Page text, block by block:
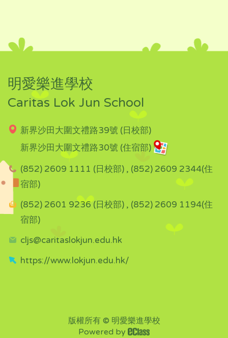
明愛樂進學校
Caritas Lok Jun School
新界沙田大圍文禮路39號 (日校部)
新界沙田大圍文禮路30號 (住宿部)
(852) 2609 1111 (日校部) , (852) 2609 2344(住
宿部)
(852) 2601 9236 (日校部) , (852) 2609 1194(住
宿部)
cljs@caritaslokjun.edu.hk
https://www.lokjun.edu.hk/
版權所有 © 明愛樂進學校
Powered by